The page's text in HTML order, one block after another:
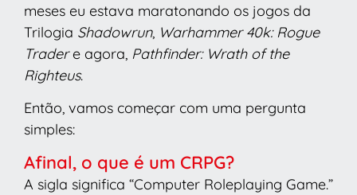
meses eu estava maratonando os jogos da
Trilogia Shadowrun, Warhammer 40k: Rogue
Tradere agora, Pathfinder: Wrath of the
Righteus.
Então, vamos começar com uma pergunta
simples:
Afinal, o que é um CRPG?
A sigla significa “Computer Roleplaying Game.”